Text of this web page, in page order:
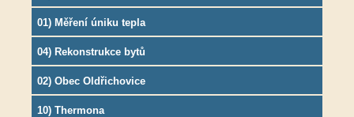
01) Měření úniku tepla
04) Rekonstrukce bytů
02) Obec Oldřichovice
10) Thermona